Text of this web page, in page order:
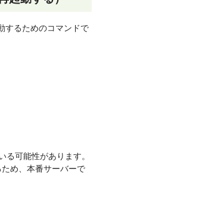
するためのコマンドで
可能性があります。
め、本番サーバーで